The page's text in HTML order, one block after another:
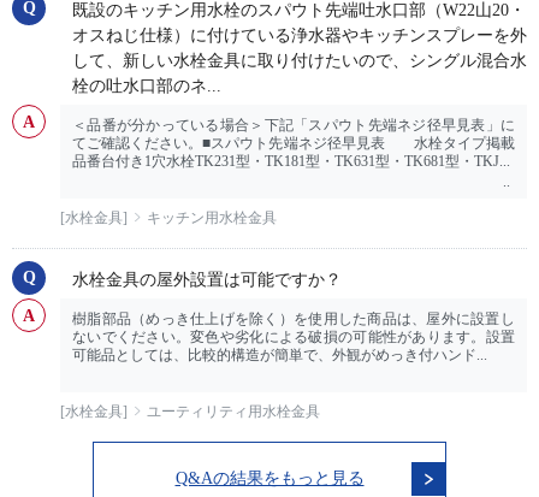
既設のキッチン用水栓のスパウト先端吐水口部（W22山20・
オスねじ仕様）に付けている浄水器やキッチンスプレーを外
して、新しい水栓金具に取り付けたいので、シングル混合水
栓の吐水口部のネ...
＜品番が分かっている場合＞下記「スパウト先端ネジ径早見表」に
てご確認ください。■スパウト先端ネジ径早見表 水栓タイプ掲載
品番台付き1穴水栓TK231型・TK181型・TK631型・TK681型・TKJ...
[水栓金具] キッチン用水栓金具
水栓金具の屋外設置は可能ですか？
樹脂部品（めっき仕上げを除く）を使用した商品は、屋外に設置し
ないでください。変色や劣化による破損の可能性があります。設置
可能品としては、比較的構造が簡単で、外観がめっき付ハンド...
[水栓金具] ユーティリティ用水栓金具
Q&Aの結果をもっと見る